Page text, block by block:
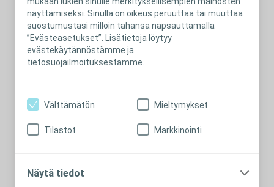
näyttämiseksi. Sinulla on oikeus peruuttaa tai muuttaa
suostumustasi milloin tahansa napsauttamalla
”Evästeasetukset”. Lisätietoja löytyy
evästekäytännöstämme ja
tietosuojailmoituksestamme.
Välttämätön Mieltymykset
Tilastot Markkinointi
Näytä tiedot
Juoksia
Katso video
Istumasoutu
Katso video